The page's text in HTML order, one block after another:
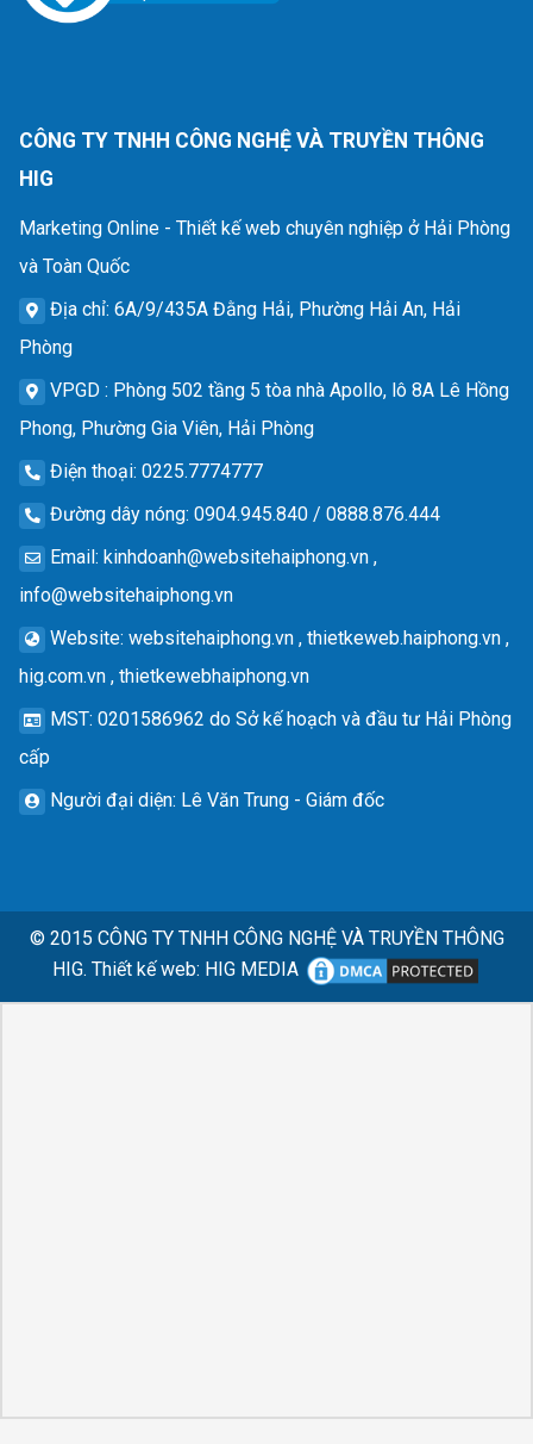
CÔNG TY TNHH CÔNG NGHỆ VÀ TRUYỀN THÔNG
HIG
Marketing Online - Thiết kế web chuyên nghiệp ở Hải Phòng
và Toàn Quốc
Địa chỉ: 6A/9/435A Đằng Hải, Phường Hải An, Hải
Phòng
VPGD : Phòng 502 tầng 5 tòa nhà Apollo, lô 8A Lê Hồng
Phong, Phường Gia Viên, Hải Phòng
Điện thoại: 0225.7774777
Đường dây nóng: 0904.945.840 / 0888.876.444
Email: kinhdoanh@websitehaiphong.vn ,
info@websitehaiphong.vn
Website: websitehaiphong.vn , thietkeweb.haiphong.vn ,
hig.com.vn , thietkewebhaiphong.vn
MST: 0201586962 do Sở kế hoạch và đầu tư Hải Phòng
cấp
Người đại diện: Lê Văn Trung - Giám đốc
© 2015 CÔNG TY TNHH CÔNG NGHỆ VÀ TRUYỀN THÔNG
HIG. Thiết kế web: HIG MEDIA